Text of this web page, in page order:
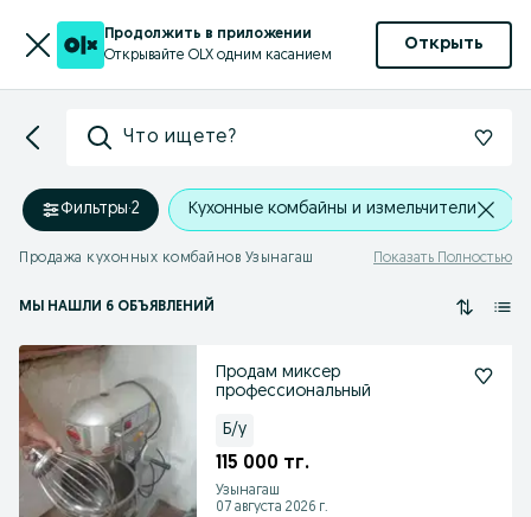
Продолжить в приложении
Открывайте OLX одним касанием
Открыть
Что ищете?
Фильтры·2 Кухонные комбайны и измельчители
Продажа кухонных комбайнов Узынагаш Показать Полностью
МЫ НАШЛИ 6 ОБЪЯВЛЕНИЙ
Продам миксер
профессиональный
Б/у
115 000 тг.
Узынагаш
07 августа 2026 г.